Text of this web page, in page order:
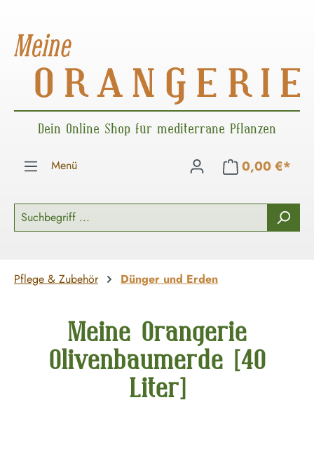
Dein Online Shop für mediterrane Pflanzen
Menü 0,00 €*
Pflege & Zubehör Dünger und Erden
Meine Orangerie
Olivenbaumerde [40
Liter]